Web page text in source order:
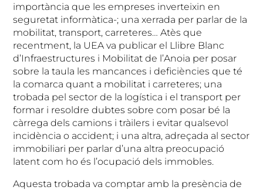
importància que les empreses inverteixin en
seguretat informàtica-; una xerrada per parlar de la
mobilitat, transport, carreteres… Atès que
recentment, la UEA va publicar el Llibre Blanc
d’Infraestructures i Mobilitat de l’Anoia per posar
sobre la taula les mancances i deficiències que té
la comarca quant a mobilitat i carreteres; una
trobada pel sector de la logística i el transport per
formar i resoldre dubtes sobre com posar bé la
càrrega dels camions i tràilers i evitar qualsevol
incidència o accident; i una altra, adreçada al sector
immobiliari per parlar d’una altra preocupació
latent com ho és l’ocupació dels immobles.
Aquesta trobada va comptar amb la presència de